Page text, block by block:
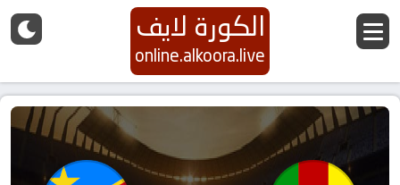
الكورة لايف
online.alkoora.live